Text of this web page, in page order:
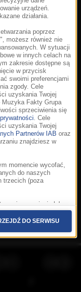
akceptację
Radio Muzyka
o.o. sp. k.
urządzeń.
działania.
poprzez
możesz również nie
W sytuacji
w innych celach na
zakresie dostępne są
w przycisk
swoimi preferencjami
zgody. Cele
uzyskania Twojej
Muzyka Fakty Grupa
sprzeciwienia się
. Cele
uzyskania Twojej
Partnerów IAB oraz
znajdziesz w
momencie wycofać,
do naszych
trzecich (poza
usunięcia lub
skargi do
W polityce prywatności
Szczegółowe
znajdują się w
DO SERWISU